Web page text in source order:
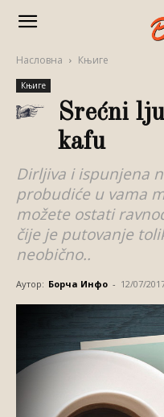
Насловна Књиге
Књиге
Srećni
kafu
Dirljiva i ispunjena
probudiće u vama
možete ostati
čije je putovanje
neobično..
Аутор: Борча Инфо - 12/07/